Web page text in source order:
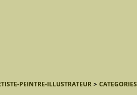
PEINTRE-ILLUSTRATEUR > CATEGORIES